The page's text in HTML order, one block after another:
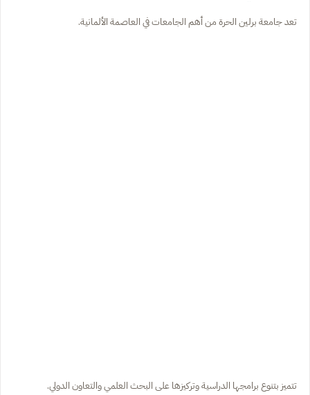
تعد جامعة برلين الحرة من أهم الجامعات في العاصمة الألمانية.
تتميز بتنوع برامجها الدراسية وتركيزها على البحث العلمي والتعاون الدولي.